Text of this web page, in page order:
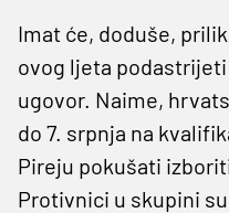
Imat će, doduše,
ovog ljeta
ugovor. Naime,
do 7. srpnja na
Pireju pokušati
Protivnici u skupini